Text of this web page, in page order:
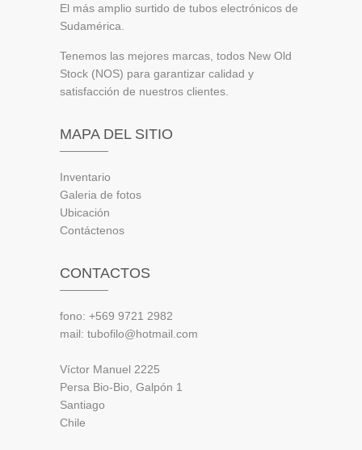
El más amplio surtido de tubos electrónicos de
Sudamérica.
Tenemos las mejores marcas, todos New Old
Stock (NOS) para garantizar calidad y
satisfacción de nuestros clientes.
MAPA DEL SITIO
Inventario
Galeria de fotos
Ubicación
Contáctenos
CONTACTOS
fono: +569 9721 2982
mail: tubofilo@hotmail.com
Víctor Manuel 2225
Persa Bio-Bio, Galpón 1
Santiago
Chile